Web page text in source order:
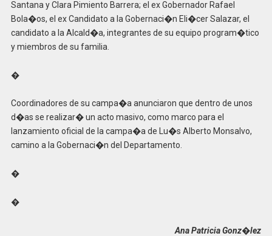
Santana y Clara Pimiento Barrera; el ex Gobernador Rafael
Bola�os, el ex Candidato a la Gobernaci�n Eli�cer Salazar, el
candidato a la Alcald�a, integrantes de su equipo program�tico
y miembros de su familia.
�
Coordinadores de su campa�a anunciaron que dentro de unos
d�as se realizar� un acto masivo, como marco para el
lanzamiento oficial de la campa�a de Lu�s Alberto Monsalvo,
camino a la Gobernaci�n del Departamento.
�
�
Ana Patricia Gonz�lez